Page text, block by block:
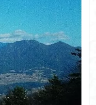
野原神社
大谷嶺
草鞋
大楠山
大平山
大峰沼
麓
中信州
二等三角点
地 丹沢
丸山
スロープウェイ